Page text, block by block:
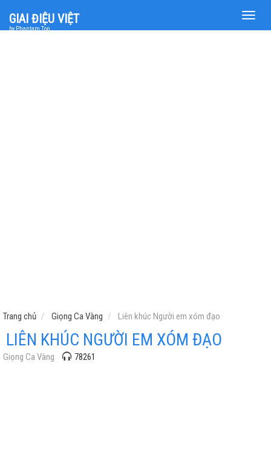
Toggle
GIAI ĐIỆU VIỆT
by Phantam Top
Trang chủ Giọng Ca Vàng Liên khúc Người em xóm đạo
LIÊN KHÚC NGƯỜI EM XÓM ĐẠO
Giọng Ca Vàng 78261